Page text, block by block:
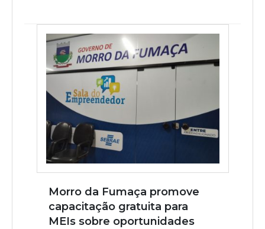
Morro da Fumaça promove
capacitação gratuita para
MEIs sobre oportunidades